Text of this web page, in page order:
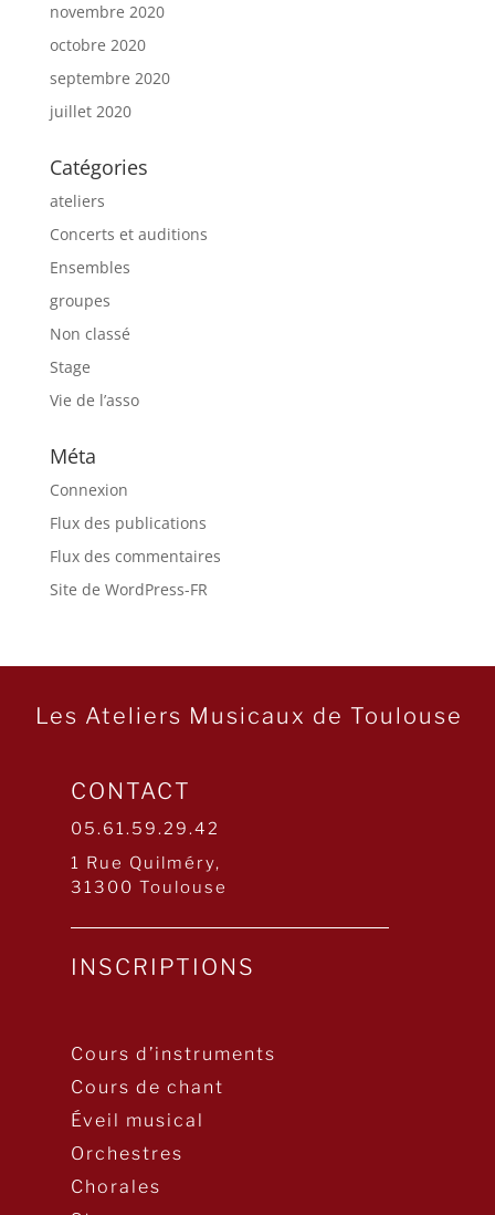
novembre 2020
octobre 2020
septembre 2020
juillet 2020
Catégories
ateliers
Concerts et auditions
Ensembles
groupes
Non classé
Stage
Vie de l’asso
Méta
Connexion
Flux des publications
Flux des commentaires
Site de WordPress-FR
Les Ateliers Musicaux de Toulouse
CONTACT
05.61.59.29.42
1 Rue Quilméry,
31300 Toulouse
INSCRIPTIONS
Cours d’instruments
Cours de chant
Éveil musical
Orchestres
Chorales